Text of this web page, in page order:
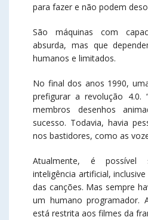
para fazer e não podem
São máquinas com
absurda, mas que
humanos e limitados.
No final dos anos 1990,
prefigurar a revolução 4.0.
membros desenhos
sucesso. Todavia, havia
nos bastidores, como as
Atualmente, é possível
inteligência artificial,
das canções. Mas sempre
um humano programador.
está restrita aos filmes da